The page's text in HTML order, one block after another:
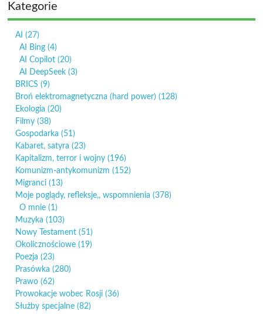
Kategorie
AI (27)
AI Bing (4)
AI Copilot (20)
AI DeepSeek (3)
BRICS (9)
Broń elektromagnetyczna (hard power) (128)
Ekologia (20)
Filmy (38)
Gospodarka (51)
Kabaret, satyra (23)
Kapitalizm, terror i wojny (196)
Komunizm-antykomunizm (152)
Migranci (13)
Moje poglądy, refleksje,, wspomnienia (378)
O mnie (1)
Muzyka (103)
Nowy Testament (51)
Okolicznościowe (19)
Poezja (23)
Prasówka (280)
Prawo (62)
Prowokacje wobec Rosji (36)
Służby specjalne (82)